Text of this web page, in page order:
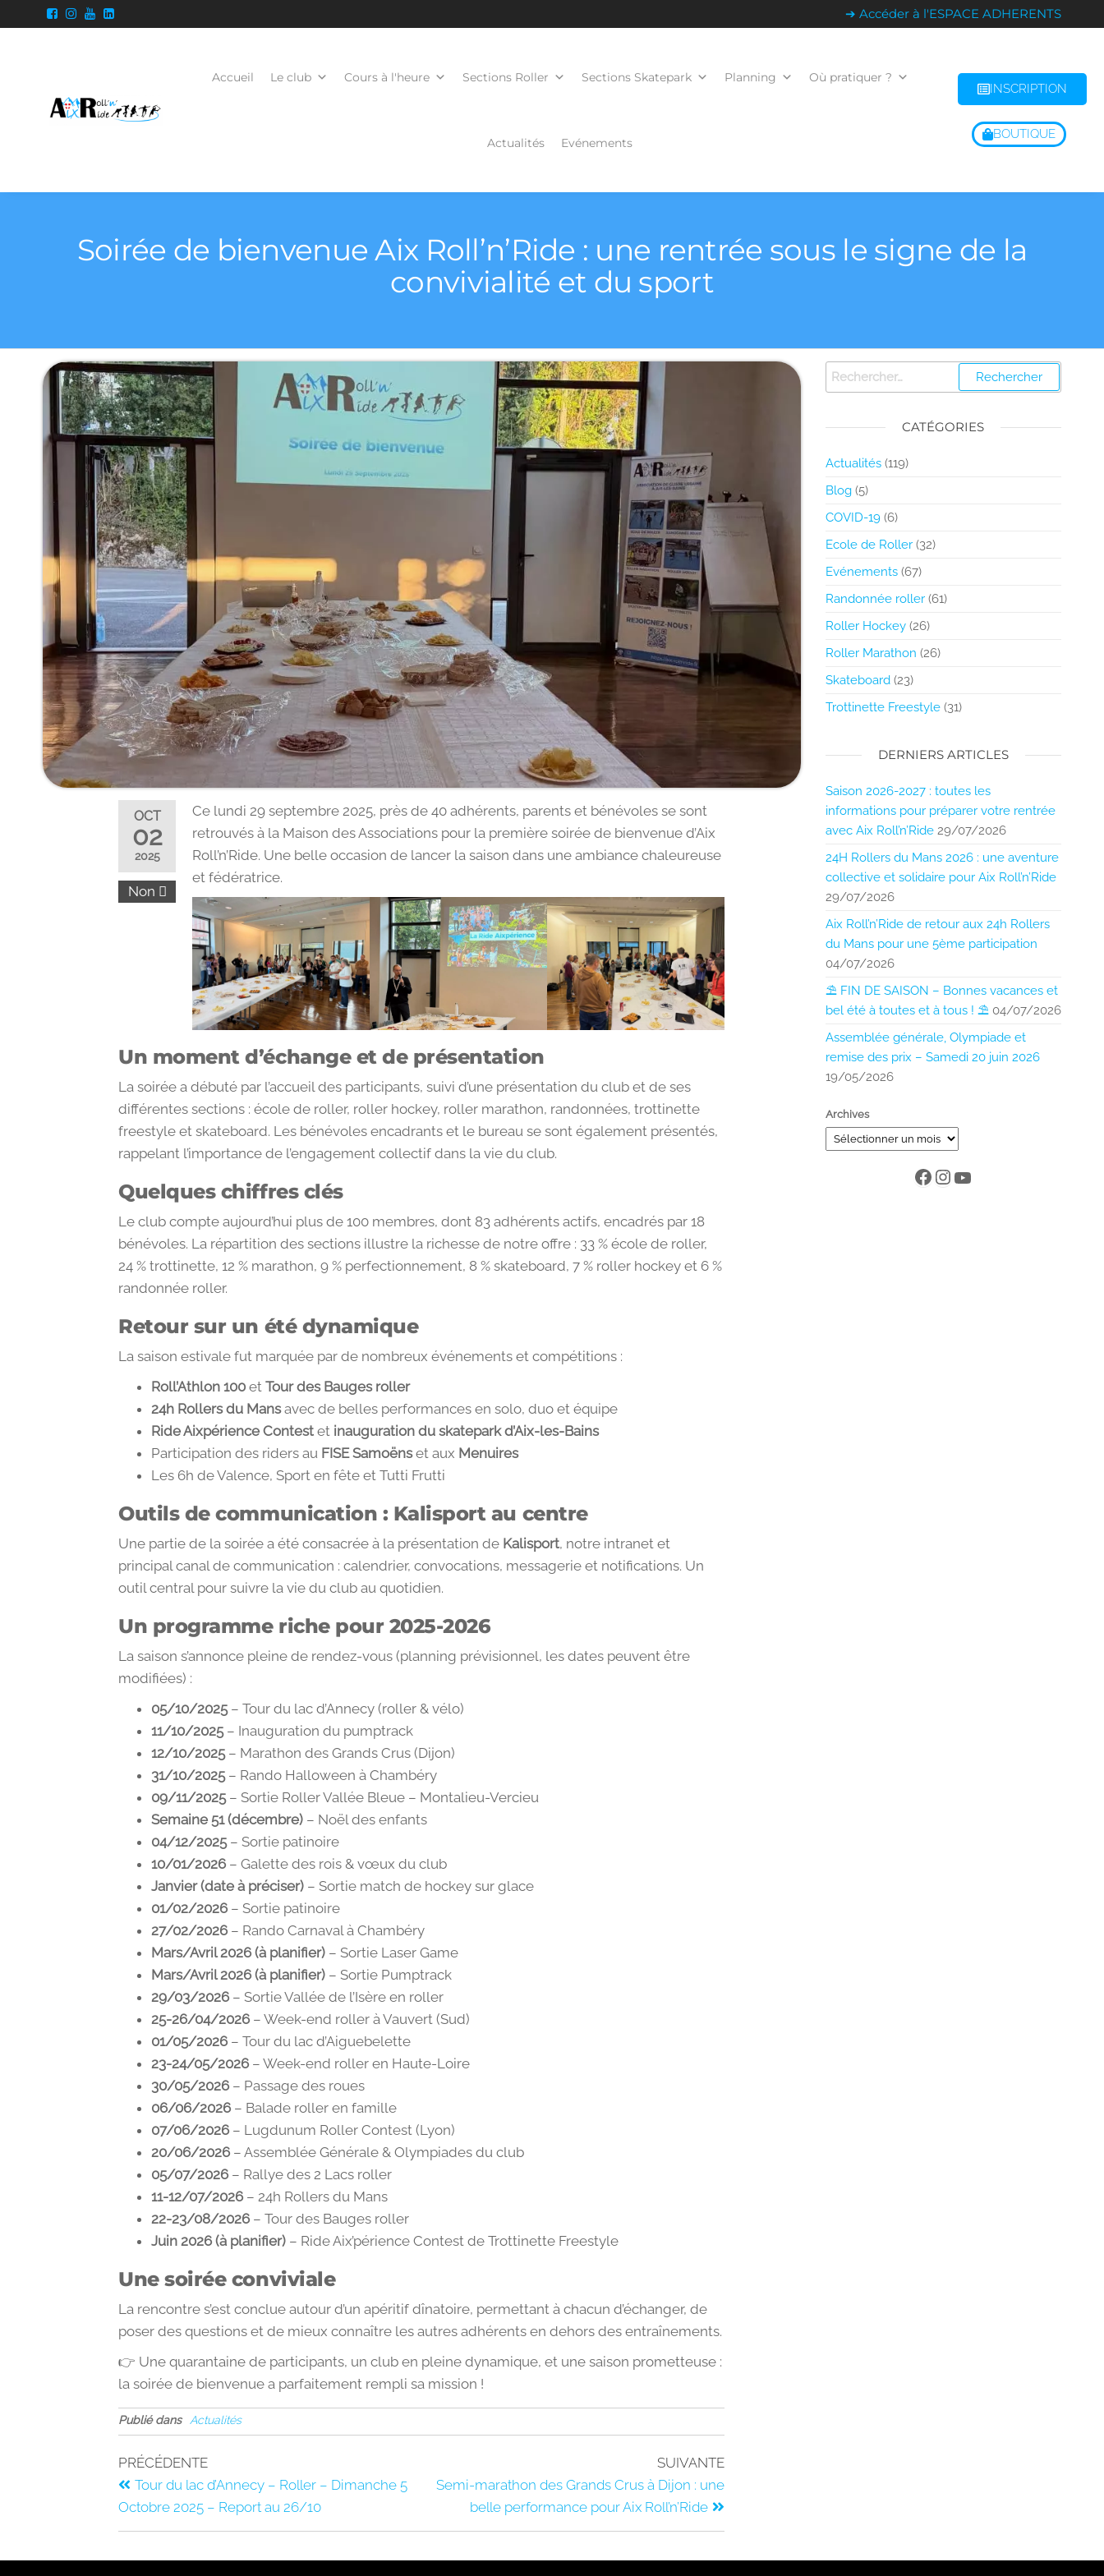
➔ Accéder à l'ESPACE ADHERENTS
Accueil Le club Cours à l'heure Sections Roller Sections Skatepark Planning Où pratiquer ?
Actualités Evénements
INSCRIPTION
BOUTIQUE
Soirée de bienvenue Aix Roll’n’Ride : une rentrée sous le signe de la
convivialité et du sport
OCT
02
2025
Non
Ce lundi 29 septembre 2025, près de 40 adhérents, parents et bénévoles se sont
retrouvés à la Maison des Associations pour la première soirée de bienvenue d’Aix
Roll’n’Ride. Une belle occasion de lancer la saison dans une ambiance chaleureuse
et fédératrice.
Un moment d’échange et de présentation
La soirée a débuté par l’accueil des participants, suivi d’une présentation du club et de ses
différentes sections : école de roller, roller hockey, roller marathon, randonnées, trottinette
freestyle et skateboard. Les bénévoles encadrants et le bureau se sont également présentés,
rappelant l’importance de l’engagement collectif dans la vie du club.
Quelques chiffres clés
Le club compte aujourd’hui plus de 100 membres, dont 83 adhérents actifs, encadrés par 18
bénévoles. La répartition des sections illustre la richesse de notre offre : 33 % école de roller,
24 % trottinette, 12 % marathon, 9 % perfectionnement, 8 % skateboard, 7 % roller hockey et 6 %
randonnée roller.
Retour sur un été dynamique
La saison estivale fut marquée par de nombreux événements et compétitions :
Roll’Athlon 100 etTour des Bauges roller
24h Rollers du Mansavec de belles performances en solo, duo et équipe
Ride Aixpérience Contest et inauguration du skatepark d’Aix-les-Bains
Participation des riders au FISE Samoënset aux Menuires
Les 6h de Valence, Sport en fête et Tutti Frutti
Outils de communication : Kalisport au centre
Une partie de la soirée a été consacrée à la présentation de Kalisport, notre intranet et
principal canal de communication : calendrier, convocations, messagerie et notifications. Un
outil central pour suivre la vie du club au quotidien.
Un programme riche pour 2025-2026
La saison s’annonce pleine de rendez-vous (planning prévisionnel, les dates peuvent être
modifiées) :
05/10/2025– Tour du lac d’Annecy (roller & vélo)
11/10/2025– Inauguration du pumptrack
12/10/2025– Marathon des Grands Crus (Dijon)
31/10/2025– Rando Halloween à Chambéry
09/11/2025– Sortie Roller Vallée Bleue – Montalieu-Vercieu
Semaine 51 (décembre) – Noël des enfants
04/12/2025– Sortie patinoire
10/01/2026 – Galette des rois & vœux du club
Janvier (date à préciser) – Sortie match de hockey sur glace
01/02/2026 – Sortie patinoire
27/02/2026 – Rando Carnaval à Chambéry
Mars/Avril 2026 (à planifier) – Sortie Laser Game
Mars/Avril 2026 (à planifier) – Sortie Pumptrack
29/03/2026 – Sortie Vallée de l’Isère en roller
25-26/04/2026 – Week-end roller à Vauvert (Sud)
01/05/2026 – Tour du lac d’Aiguebelette
23-24/05/2026 – Week-end roller en Haute-Loire
30/05/2026 – Passage des roues
06/06/2026 – Balade roller en famille
07/06/2026 – Lugdunum Roller Contest (Lyon)
20/06/2026 – Assemblée Générale & Olympiades du club
05/07/2026 – Rallye des 2 Lacs roller
11-12/07/2026 – 24h Rollers du Mans
22-23/08/2026 – Tour des Bauges roller
Juin 2026 (à planifier) – Ride Aix’périence Contest de Trottinette Freestyle
Une soirée conviviale
La rencontre s’est conclue autour d’un apéritif dînatoire, permettant à chacun d’échanger, de
poser des questions et de mieux connaître les autres adhérents en dehors des entraînements.
👉 Une quarantaine de participants, un club en pleine dynamique, et une saison prometteuse :
la soirée de bienvenue a parfaitement rempli sa mission !
Publié dans Actualités
PRÉCÉDENTE
Tour du lac d’Annecy – Roller – Dimanche 5
Octobre 2025 – Report au 26/10
SUIVANTE
Semi-marathon des Grands Crus à Dijon : une
belle performance pour Aix Roll’n’Ride
CATÉGORIES
Actualités(119)
Blog(5)
COVID-19(6)
Ecole de Roller(32)
Evénements(67)
Randonnée roller(61)
Roller Hockey(26)
Roller Marathon (26)
Skateboard(23)
Trottinette Freestyle(31)
DERNIERS ARTICLES
Saison 2026-2027 : toutes les
informations pour préparer votre rentrée
avec Aix Roll’n’Ride 29/07/2026
24H Rollers du Mans 2026 : une aventure
collective et solidaire pour Aix Roll’n’Ride
29/07/2026
Aix Roll’n’Ride de retour aux 24h Rollers
du Mans pour une 5ème participation
04/07/2026
⛱️ FIN DE SAISON – Bonnes vacances et
bel été à toutes et à tous ! ⛱️ 04/07/2026
Assemblée générale, Olympiade et
remise des prix – Samedi 20 juin 2026
19/05/2026
Archives